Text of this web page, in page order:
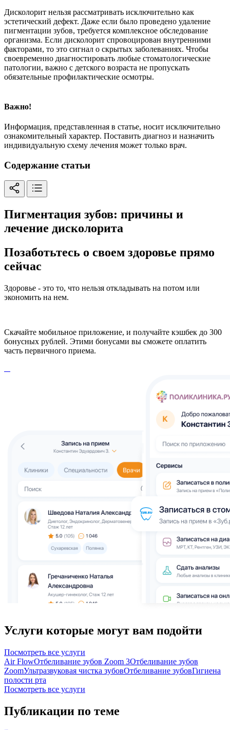
Дисколорит нельзя рассматривать исключительно как
эстетический дефект. Даже если было проведено удаление
пигментации зубов, требуется комплексное обследование
организма. Если дисколорит спровоцирован внутренними
факторами, то это сигнал о скрытых заболеваниях. Чтобы
своевременно диагностировать любые стоматологические
патологии, важно с детского возраста не пропускать
обязательные профилактические осмотры.
Важно!
Информация, представленная в статье, носит исключительно
ознакомительный характер. Поставить диагноз и назначить
индивидуальную схему лечения может только врач.
Содержание статьи
Пигментация зубов: причины и
лечение дисколорита
Позаботьтесь о своем здоровье прямо
сейчас
Здоровье - это то, что нельзя откладывать на потом или
экономить на нем.
Скачайте мобильное приложение, и получайте кэшбек до 300
бонусных рублей. Этими бонусами вы сможете оплатить
часть первичного приема.
Услуги которые могут вам подойти
Посмотреть все услуги
Air FlowОтбеливание зубов Zoom 3Отбеливание зубов
ZoomУльтразвуковая чистка зубовОтбеливание зубовГигиена
полости рта
Посмотреть все услуги
Публикации по теме